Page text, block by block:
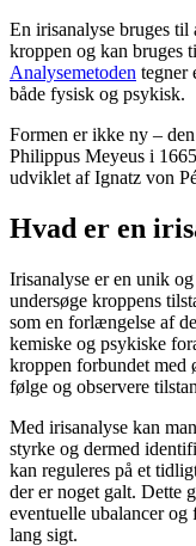
En irisanalyse bruges til
kroppen og kan bruges
Analysemetoden tegner
både fysisk og psykisk.
Formen er ikke ny –
Philippus Meyeus i
udviklet af Ignatz von
Hvad er en
Irisanalyse er en unik
undersøge kroppens
som en forlængelse af
kemiske og psykiske
kroppen forbundet med
følge og observere
Med irisanalyse kan
styrke og dermed
kan reguleres på et
der er noget galt. Dette
eventuelle ubalancer
lang sigt.